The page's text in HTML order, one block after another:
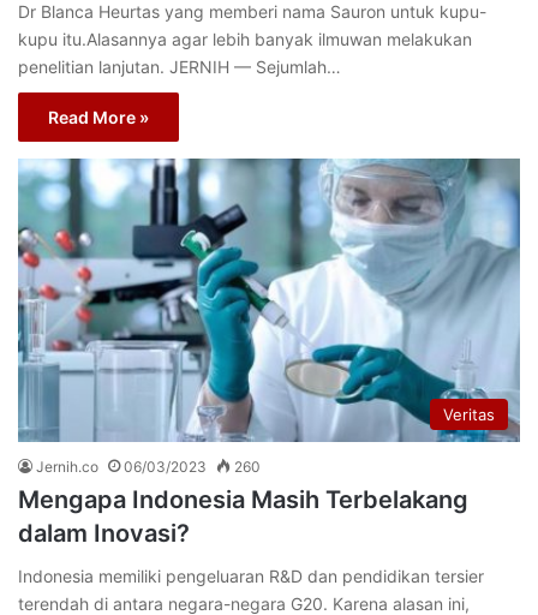
Dr Blanca Heurtas yang memberi nama Sauron untuk kupu-
kupu itu.Alasannya agar lebih banyak ilmuwan melakukan
penelitian lanjutan. JERNIH — Sejumlah…
Read More »
Veritas
Jernih.co 06/03/2023 260
Mengapa Indonesia Masih Terbelakang
dalam Inovasi?
Indonesia memiliki pengeluaran R&D dan pendidikan tersier
terendah di antara negara-negara G20. Karena alasan ini,